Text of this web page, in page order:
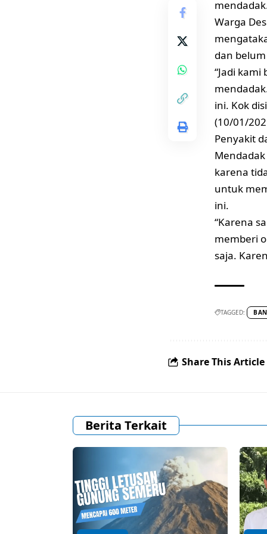
Warga
dan
“Jadi
ini. Kok
(10/01/
Penyakit
karena
untuk
ini.
“Karena
memberi
saja.
TAGGED:
Share This Article
Berita Terkait